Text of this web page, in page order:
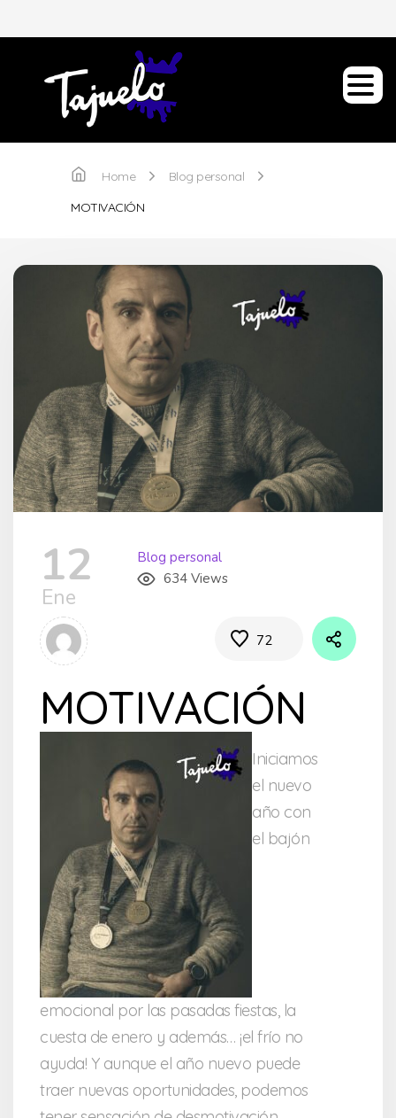
Home
Blog personal
MOTIVACIÓN
12
Ene
Blog personal
634 Views
72
MOTIVACIÓN
Iniciamos
el nuevo
año con
el bajón
emocional por las pasadas fiestas, la
cuesta de enero y además… ¡el frío no
ayuda! Y aunque el año nuevo puede
traer nuevas oportunidades, podemos